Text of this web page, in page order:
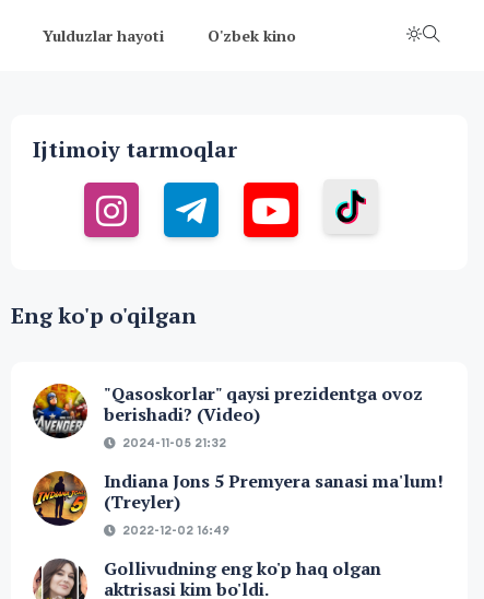
Yulduzlar hayoti O'zbek kino
Ijtimoiy tarmoqlar
Eng ko'p o'qilgan
"Qasoskorlar" qaysi prezidentga ovoz
berishadi? (Video)
2024-11-05 21:32
Indiana Jons 5 Premyera sanasi ma'lum!
(Treyler)
2022-12-02 16:49
Gollivudning eng ko'p haq olgan
aktrisasi kim bo'ldi.